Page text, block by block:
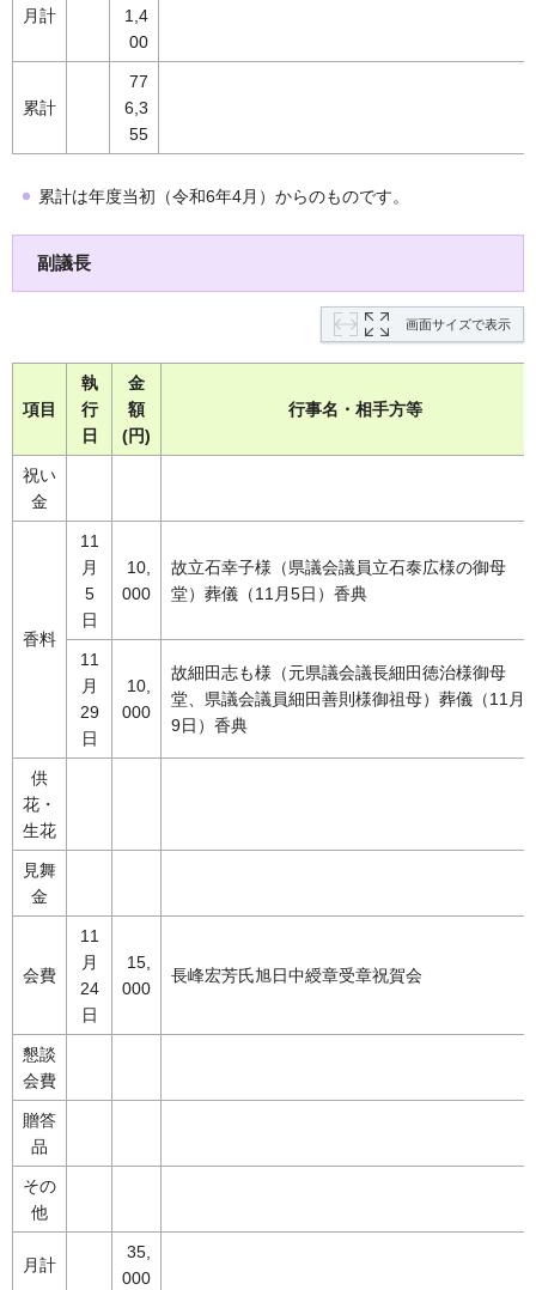
月計
1,4
00
累計
77
6,3
55
累計は年度当初（令和6年4月）からのものです。
副議長
画面サイズで表示
項目
執
行
日
金
額
(円)
行事名・相手方等
祝い
金
香料
11
月
5
日
10,
000
故立石幸子様（県議会議員立石泰広様の御母
堂）葬儀（11月5日）香典
11
月
29
日
10,
000
故細田志も様（元県議会議長細田徳治様御母
堂、県議会議員細田善則様御祖母）葬儀（11月2
9日）香典
供
花・
生花
見舞
金
会費
11
月
24
日
15,
000
長峰宏芳氏旭日中綬章受章祝賀会
懇談
会費
贈答
品
その
他
月計
35,
000